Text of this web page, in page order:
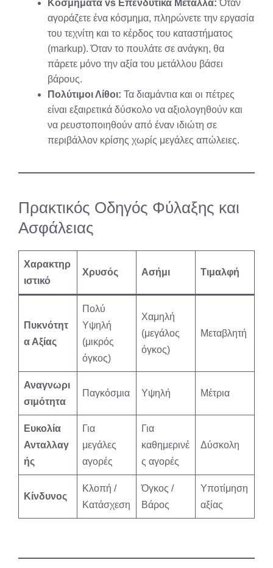
Κοσμήματα vs Επενδυτικά Μέταλλα: Όταν
αγοράζετε ένα κόσμημα, πληρώνετε την εργασία
του τεχνίτη και το κέρδος του καταστήματος
(markup). Όταν το πουλάτε σε ανάγκη, θα
πάρετε μόνο την αξία του μετάλλου βάσει
βάρους.
Πολύτιμοι Λίθοι: Τα διαμάντια και οι πέτρες
είναι εξαιρετικά δύσκολο να αξιολογηθούν και
να ρευστοποιηθούν από έναν ιδιώτη σε
περιβάλλον κρίσης χωρίς μεγάλες απώλειες.
Πρακτικός Οδηγός Φύλαξης και
Ασφάλειας
Χαρακτηρ
ιστικό
Χρυσός Ασήμι Τιμαλφή
Πυκνότητ
α Αξίας
Πολύ
Υψηλή
(μικρός
όγκος)
Χαμηλή
(μεγάλος
όγκος)
Μεταβλητή
Αναγνωρι
σιμότητα
Παγκόσμια Υψηλή Μέτρια
Ευκολία
Ανταλλαγ
ής
Για
μεγάλες
αγορές
Για
καθημερινέ
ς αγορές
Δύσκολη
Κίνδυνος
Κλοπή /
Κατάσχεση
Όγκος /
Βάρος
Υποτίμηση
αξίας